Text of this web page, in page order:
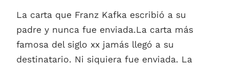
La carta que Franz Kafka escribió a su
padre y nunca fue enviada.La carta más
famosa del siglo xx jamás llegó a su
destinatario. Ni siquiera fue enviada. La